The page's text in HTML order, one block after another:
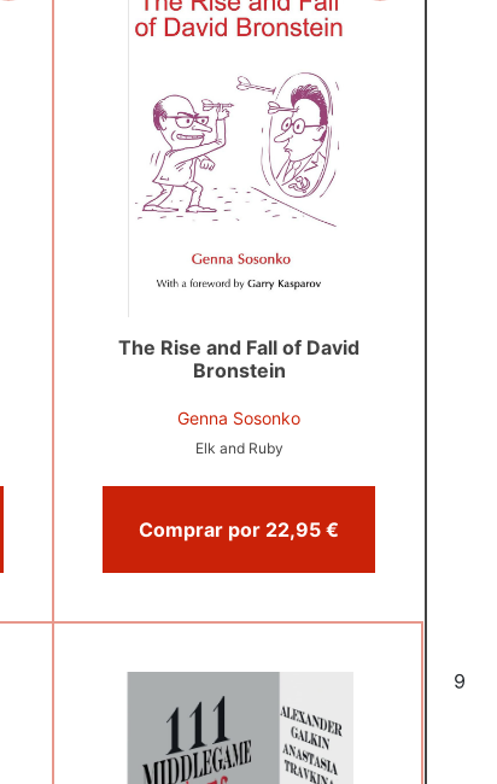
6
The Rise and Fall of David
Bronstein
Genna Sosonko
Elk and Ruby
Comprar por 22,95 €